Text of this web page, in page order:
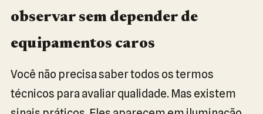
observar sem depender de
equipamentos caros
Você não precisa saber todos os termos
técnicos para avaliar qualidade. Mas existem